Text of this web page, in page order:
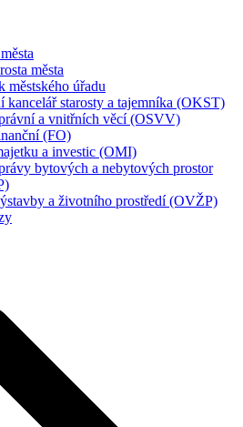
města
městského úřadu
kancelář starosty a tajemníka (OKST)
a vnitřních věcí (OSVV)
(FO)
a investic (OMI)
bytových a nebytových prostor
a životního prostředí (OVŽP)